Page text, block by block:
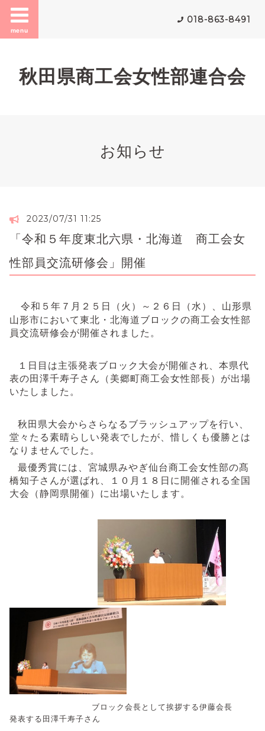
menu
018-863-8491
秋田県商工会女性部連合会
お知らせ
2023/07/31 11:25
「令和５年度東北六県・北海道 商工会女
性部員交流研修会」開催
令和５年７月２５日（火）～２６日（水）、山形県
山形市において東北・北海道ブロックの商工会女性部
員交流研修会が開催されました。
１日目は主張発表ブロック大会が開催され、本県代
表の田澤千寿子さん（美郷町商工会女性部長）が出場
いたしました。
秋田県大会からさらなるブラッシュアップを行い、
堂々たる素晴らしい発表でしたが、惜しくも優勝とは
なりませんでした。
最優秀賞には、宮城県みやぎ仙台商工会女性部の髙
橋知子さんが選ばれ、１０月１８日に開催される全国
大会（静岡県開催）に出場いたします。
ブロック会長として挨拶する伊藤会長
発表する田澤千寿子さん